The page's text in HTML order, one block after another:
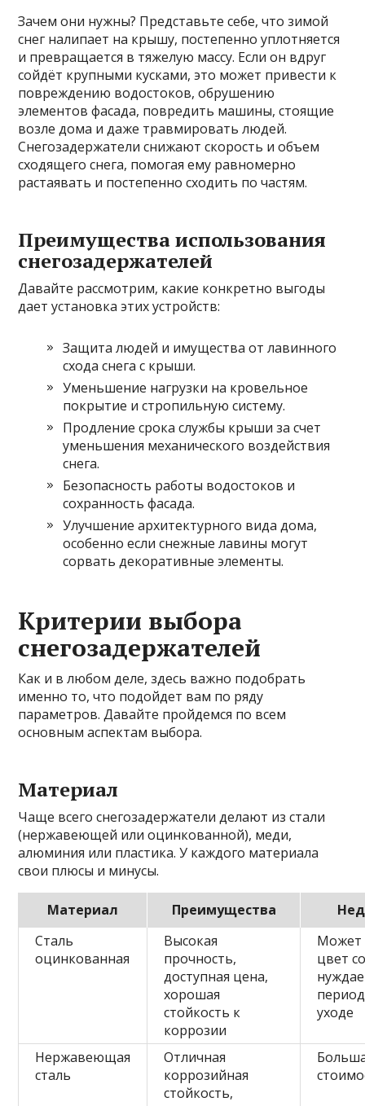
Зачем они нужны? Представьте себе, что зимой
снег налипает на крышу, постепенно уплотняется
и превращается в тяжелую массу. Если он вдруг
сойдёт крупными кусками, это может привести к
повреждению водостоков, обрушению
элементов фасада, повредить машины, стоящие
возле дома и даже травмировать людей.
Снегозадержатели снижают скорость и объем
сходящего снега, помогая ему равномерно
растаявать и постепенно сходить по частям.
Преимущества использования
снегозадержателей
Давайте рассмотрим, какие конкретно выгоды
дает установка этих устройств:
Защита людей и имущества от лавинного
схода снега с крыши.
Уменьшение нагрузки на кровельное
покрытие и стропильную систему.
Продление срока службы крыши за счет
уменьшения механического воздействия
снега.
Безопасность работы водостоков и
сохранность фасада.
Улучшение архитектурного вида дома,
особенно если снежные лавины могут
сорвать декоративные элементы.
Критерии выбора
снегозадержателей
Как и в любом деле, здесь важно подобрать
именно то, что подойдет вам по ряду
параметров. Давайте пройдемся по всем
основным аспектам выбора.
Материал
Чаще всего снегозадержатели делают из стали
(нержавеющей или оцинкованной), меди,
алюминия или пластика. У каждого материала
свои плюсы и минусы.
Материал Преимущества
Сталь
оцинкованная
Высокая
прочность,
доступная цена,
хорошая
стойкость к
коррозии
Может
цвет
уходе
Нержавеющая
сталь
Отличная
коррозийная
стойкость,